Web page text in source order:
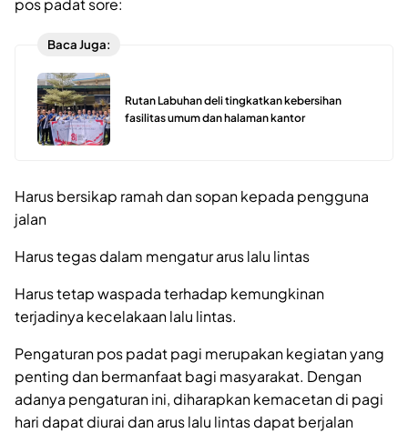
pos padat sore:
Baca Juga:
Rutan Labuhan deli tingkatkan kebersihan
fasilitas umum dan halaman kantor
Harus bersikap ramah dan sopan kepada pengguna
jalan
Harus tegas dalam mengatur arus lalu lintas
Harus tetap waspada terhadap kemungkinan
terjadinya kecelakaan lalu lintas.
Pengaturan pos padat pagi merupakan kegiatan yang
penting dan bermanfaat bagi masyarakat. Dengan
adanya pengaturan ini, diharapkan kemacetan di pagi
hari dapat diurai dan arus lalu lintas dapat berjalan